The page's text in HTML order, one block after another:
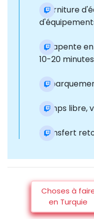
Fourniture
Parapente
10-20 minutes
Temps libre,
Transfert
Choses à
en Turquie